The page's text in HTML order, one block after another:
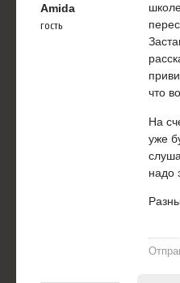
Amida
гость
что
На
уже
надо